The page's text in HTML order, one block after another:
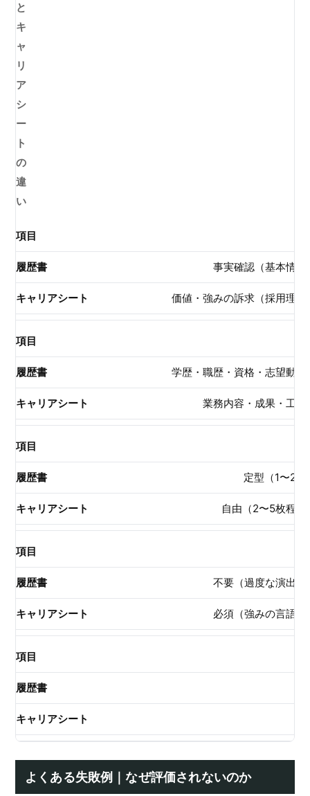
と
キ
ャ
リ
ア
シ
ー
ト
の
違
い
事実確認（基本情報
価値・強みの訴求（採用理由
学歴・職歴・資格・志望動機
業務内容・成果・工夫
定型（1〜2枚
自由（2〜5枚程度
不要（過度な演出は
必須（強みの言語化
よくある失敗例｜なぜ評価されないのか